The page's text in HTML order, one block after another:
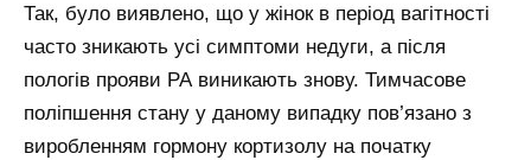
Так, було виявлено, що у жінок в період вагітності
часто зникають усі симптоми недуги, а після
пологів прояви РА виникають знову. Тимчасове
поліпшення стану у даному випадку пов’язано з
виробленням гормону кортизолу на початку